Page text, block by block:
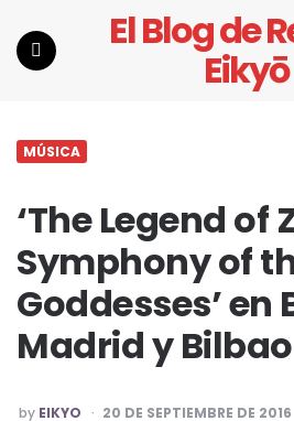
El Blog de
Eikyō
MÚSICA
‘The Legend of
Symphony of
Goddesses’
Madrid y Bilbao
POSTED
by EIKYO 20 DE SEPTIEMBRE DE 2016